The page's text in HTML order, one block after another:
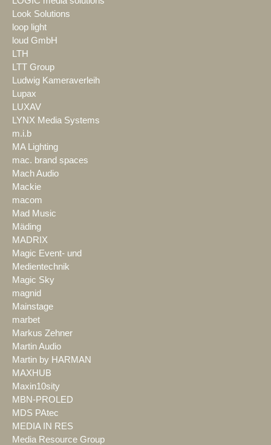
Look Solutions
loop light
loud GmbH
LTH
LTT Group
Ludwig Kameraverleih
Lupax
LUXAV
LYNX Media Systems
m.i.b
MA Lighting
mac. brand spaces
Mach Audio
Mackie
macom
Mad Music
Mäding
MADRIX
Magic Event- und
Medientechnik
Magic Sky
magnid
Mainstage
marbet
Markus Zehner
Martin Audio
Martin by HARMAN
MAXHUB
Maxin10sity
MBN-PROLED
MDS PAtec
MEDIA IN RES
Media Resource Group